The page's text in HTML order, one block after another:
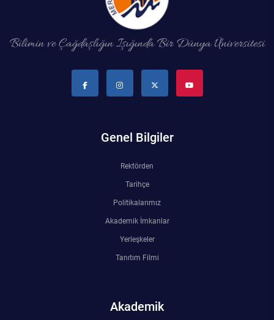
Bilimin ve Çağdaşlığın Işığında Bir Dünya Üniversitesi
Genel Bilgiler
Rektörden
Tarihçe
Politikalarımız
Akademik İmkanlar
Yerleşkeler
Tanıtım Filmi
Akademik